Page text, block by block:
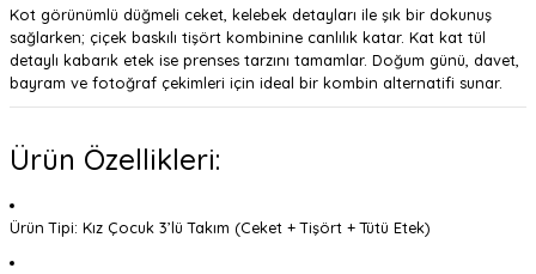
Kot görünümlü düğmeli ceket, kelebek detayları ile şık bir dokunuş
sağlarken; çiçek baskılı tişört kombinine canlılık katar. Kat kat tül
detaylı kabarık etek ise prenses tarzını tamamlar. Doğum günü, davet,
bayram ve fotoğraf çekimleri için ideal bir kombin alternatifi sunar.
Ürün Özellikleri:
Ürün Tipi: Kız Çocuk 3’lü Takım (Ceket + Tişört + Tütü Etek)